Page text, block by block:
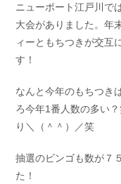
Shop Info.
お問い合わせ
Contact us
Recruit
ニューポート江戸川で
大会がありました。年
ィーともちつきが交互
す！
なんと今年のもちつき
ろ今年1番人数の多い
り＼（＾＾）／笑
抽選のビンゴも数が７
た！